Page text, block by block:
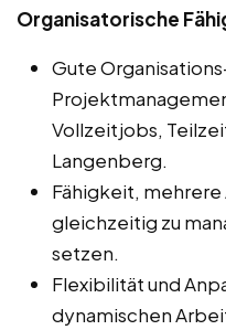
Organisatorische
Gute
Vollzeitjobs,
Langenberg.
Fähigkeit,
gleichzeitig zu
setzen.
Flexibilität und
dynamischen